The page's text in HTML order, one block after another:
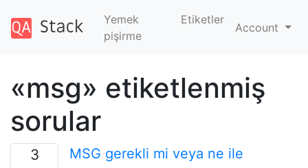
Yemek
pişirme
Etiketler
Account
«msg» etiketlenmiş
sorular
3
MSG gerekli mi veya ne ile